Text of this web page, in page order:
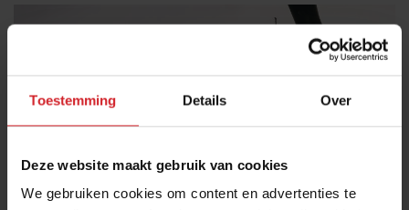
Toestemming Details Over
Deze website maakt gebruik van cookies
We gebruiken cookies om content en advertenties te